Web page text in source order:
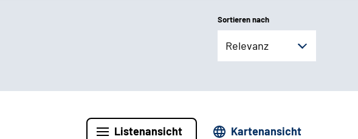
Sortieren nach
Relevanz
Listenansicht Kartenansicht